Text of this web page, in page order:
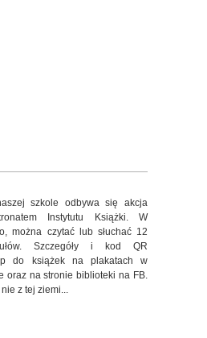
szkole odbywa się akcja
Instytutu Książki. W
można czytać lub słuchać 12
Szczegóły i kod QR
do książek na plakatach w
oraz na stronie biblioteki na FB.
z tej ziemi...